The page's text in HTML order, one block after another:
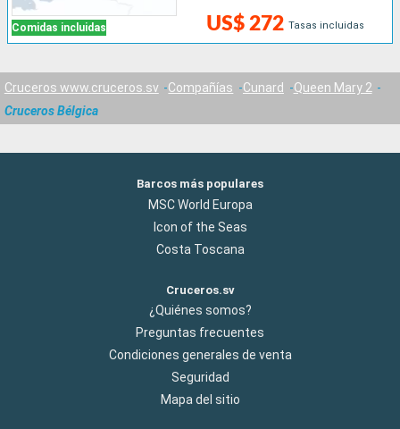
Comidas incluidas US$ 272 Tasas incluidas
Cruceros www.cruceros.sv Compañías Cunard
Queen Mary 2
Cruceros Bélgica
Barcos más populares
MSC World Europa
Icon of the Seas
Costa Toscana
Cruceros.sv
¿Quiénes somos?
Preguntas frecuentes
Condiciones generales de venta
Seguridad
Mapa del sitio